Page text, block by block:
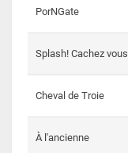
PorNGate
Splash! Cachez
Cheval de Troie
À l'ancienne